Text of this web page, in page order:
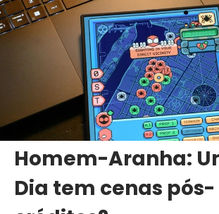
Homem-Aranha:
Dia tem cenas pós-